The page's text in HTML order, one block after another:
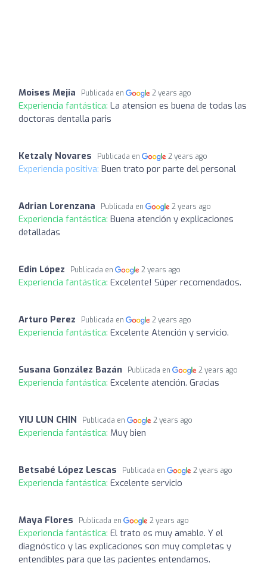
Moises Mejia Publicada en 2 years ago
Experiencia fantástica: La atension es buena de todas las
doctoras dentalla paris
Ketzaly Novares Publicada en 2 years ago
Experiencia positiva: Buen trato por parte del personal
Adrian Lorenzana Publicada en 2 years ago
Experiencia fantástica: Buena atención y explicaciones
detalladas
Edin López Publicada en 2 years ago
Experiencia fantástica: Excelente! Súper recomendados.
Arturo Perez Publicada en 2 years ago
Experiencia fantástica: Excelente Atención y servicio.
Susana González Bazán Publicada en 2 years ago
Experiencia fantástica: Excelente atención. Gracias
YIU LUN CHIN Publicada en 2 years ago
Experiencia fantástica: Muy bien
Betsabé López Lescas Publicada en 2 years ago
Experiencia fantástica: Excelente servicio
Maya Flores Publicada en 2 years ago
Experiencia fantástica: El trato es muy amable. Y el
diagnóstico y las explicaciones son muy completas y
entendibles para que las pacientes entendamos.